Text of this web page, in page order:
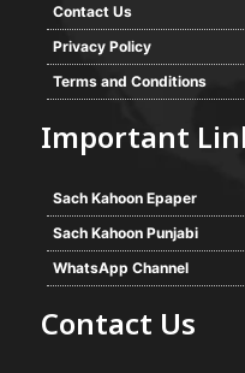
Contact Us
Privacy Policy
Terms and Conditions
Important
Sach Kahoon Epaper
Sach Kahoon Punjabi
WhatsApp Channel
Contact Us